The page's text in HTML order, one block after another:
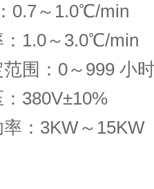
～1.0℃/min
1.0～3.0℃/min
围：0～999 小
380V±10%
：3KW～15KW